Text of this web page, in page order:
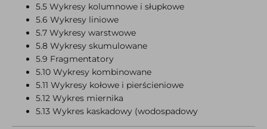
5.5 Wykresy kolumnowe i słupkowe
5.6 Wykresy liniowe
5.7 Wykresy warstwowe
5.8 Wykresy skumulowane
5.9 Fragmentatory
5.10 Wykresy kombinowane
5.11 Wykresy kołowe i pierścieniowe
5.12 Wykres miernika
5.13 Wykres kaskadowy (wodospadowy